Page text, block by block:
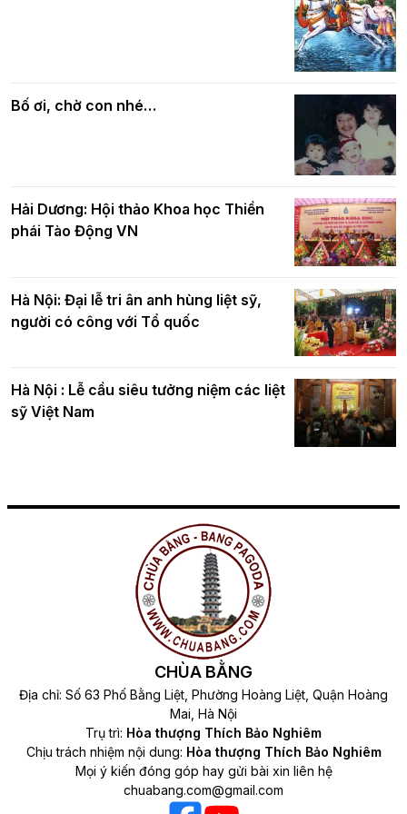
nhân mùa Phật đản PL.2570
Phật giáo chính tín Phần 7: Luật nhân
quả
Bố ơi, chờ con nhé…
Hải Dương: Hội thảo Khoa học Thiền
phái Tào Động VN
Hà Nội: Đại lễ tri ân anh hùng liệt sỹ,
người có công với Tổ quốc
Hà Nội : Lễ cầu siêu tưởng niệm các liệt
sỹ Việt Nam
CHÙA BẰNG
Địa chỉ: Số 63 Phố Bằng Liệt, Phường Hoàng Liệt, Quận Hoàng
Mai, Hà Nội
Trụ trì: Hòa thượng Thích Bảo Nghiêm
Chịu trách nhiệm nội dung: Hòa thượng Thích Bảo Nghiêm
Mọi ý kiến đóng góp hay gửi bài xin liên hệ
chuabang.com@gmail.com